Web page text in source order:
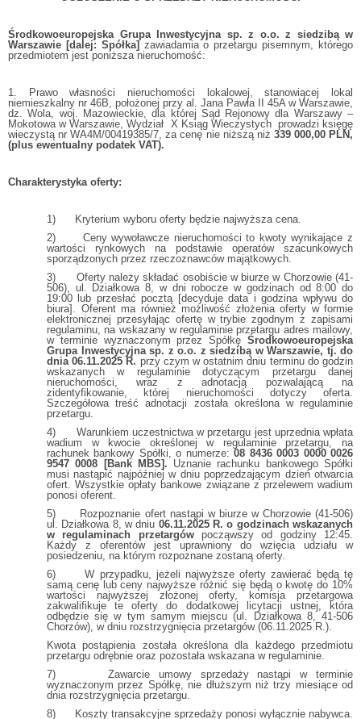
Środkowoeuropejska Grupa Inwestycyjna sp. z o.o. z siedzibą w
Warszawie [dalej: Spółka] zawiadamia o przetargu pisemnym, którego
przedmiotem jest poniższa nieruchomość:
1. Prawo własności nieruchomości lokalowej, stanowiącej lokal
niemieszkalny nr 46B, położonej przy al. Jana Pawła II 45A w Warszawie,
dz. Wola, woj. Mazowieckie, dla której Sąd Rejonowy dla Warszawy –
Mokotowa w Warszawie, Wydział X Ksiąg Wieczystych prowadzi księgę
wieczystą nr WA4M/00419385/7, za cenę nie niższą niż 339 000,00 PLN,
(plus ewentualny podatek VAT).
Charakterystyka oferty:
1) Kryterium wyboru oferty będzie najwyższa cena.
2) Ceny wywoławcze nieruchomości to kwoty wynikające z
wartości rynkowych na podstawie operatów szacunkowych
sporządzonych przez rzeczoznawców majątkowych.
3) Oferty należy składać osobiście w biurze w Chorzowie (41-
506), ul. Działkowa 8, w dni robocze w godzinach od 8:00 do
19:00 lub przesłać pocztą [decyduje data i godzina wpływu do
biura]. Oferent ma również możliwość złożenia oferty w formie
elektronicznej przesyłając ofertę w trybie zgodnym z zapisami
regulaminu, na wskazany w regulaminie przetargu adres mailowy,
w terminie wyznaczonym przez Spółkę Środkowoeuropejska
Grupa Inwestycyjna sp. z o.o. z siedzibą w Warszawie, tj. do
dnia 06.11.2025 R. przy czym w ostatnim dniu terminu do godzin
wskazanych w regulaminie dotyczącym przetargu danej
nieruchomości, wraz z adnotacją pozwalającą na
zidentyfikowanie, której nieruchomości dotyczy oferta.
Szczegółowa treść adnotacji została określona w regulaminie
przetargu.
4) Warunkiem uczestnictwa w przetargu jest uprzednia wpłata
wadium w kwocie określonej w regulaminie przetargu, na
rachunek bankowy Spółki, o numerze:08 8436 0003 0000 0026
9547 0008 [Bank MBS]. Uznanie rachunku bankowego Spółki
musi nastąpić najpóźniej w dniu poprzedzającym dzień otwarcia
ofert. Wszystkie opłaty bankowe związane z przelewem wadium
ponosi oferent.
5) Rozpoznanie ofert nastąpi w biurze w Chorzowie (41-506)
ul. Działkowa 8, w dniu 06.11.2025 R. o godzinach wskazanych
w regulaminach przetargówpocząwszy od godziny 12:45.
Każdy z oferentów jest uprawniony do wzięcia udziału w
posiedzeniu, na którym rozpoznane zostaną oferty.
6) W przypadku, jeżeli najwyższe oferty zawierać będą tę
samą cenę lub ceny najwyższe różnić się będą o kwotę do 10%
wartości najwyższej złożonej oferty, komisja przetargowa
zakwalifikuje te oferty do dodatkowej licytacji ustnej, która
odbędzie się w tym samym miejscu (ul. Działkowa 8, 41-506
Chorzów), w dniu rozstrzygnięcia przetargów (06.11.2025 R.).
Kwota postąpienia została określona dla każdego przedmiotu
przetargu odrębnie oraz pozostała wskazana w regulaminie.
7) Zawarcie umowy sprzedaży nastąpi w terminie
wyznaczonym przez Spółkę, nie dłuższym niż trzy miesiące od
dnia rozstrzygnięcia przetargu.
8) Koszty transakcyjne sprzedaży ponosi wyłącznie nabywca.